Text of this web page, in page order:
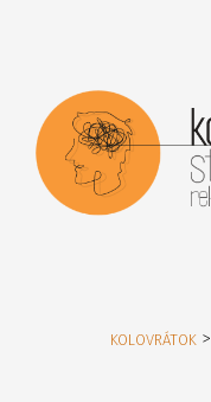
KOLOVRÁTOK >